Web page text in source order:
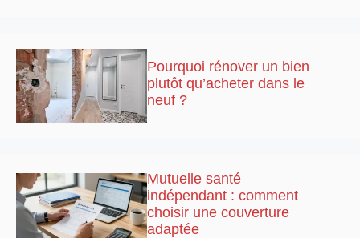
Pourquoi rénover un bien
plutôt qu’acheter dans le
neuf ?
Mutuelle santé
indépendant : comment
choisir une couverture
adaptée